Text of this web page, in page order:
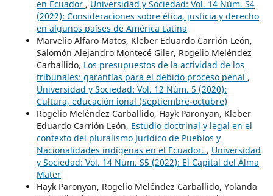
en Ecuador , Universidad y Sociedad: Vol. 14 Núm. S4
(2022): Consideraciones sobre ética, justicia y derecho
en algunos países de América Latina
Marvelio Alfaro Matos, Kleber Eduardo Carrión León,
Salomón Alejandro Montecé Giler, Rogelio Meléndez
Carballido, Los presupuestos de la actividad de los
tribunales: garantías para el debido proceso penal ,
Universidad y Sociedad: Vol. 12 Núm. 5 (2020):
Cultura, educación ional (Septiembre-octubre)
Rogelio Meléndez Carballido, Hayk Paronyan, Kleber
Eduardo Carrión León, Estudio doctrinal y legal en el
contexto del pluralismo Jurídico de Pueblos y
Nacionalidades indígenas en el Ecuador. , Universidad
y Sociedad: Vol. 14 Núm. S5 (2022): El Capital del Alma
Mater
Hayk Paronyan, Rogelio Meléndez Carballido, Yolanda